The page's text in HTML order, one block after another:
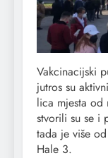
Vakcinacijski
jutros su
lica mjesta od
stvorili su se i
tada je više
Hale 3.